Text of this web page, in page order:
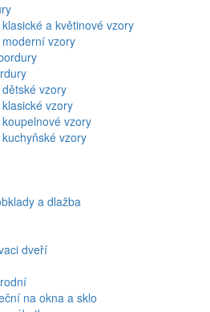
a květinové vzory
vzory
vzory
vzory
vzory
vzory
a dlažba
dveří
na okna a sklo